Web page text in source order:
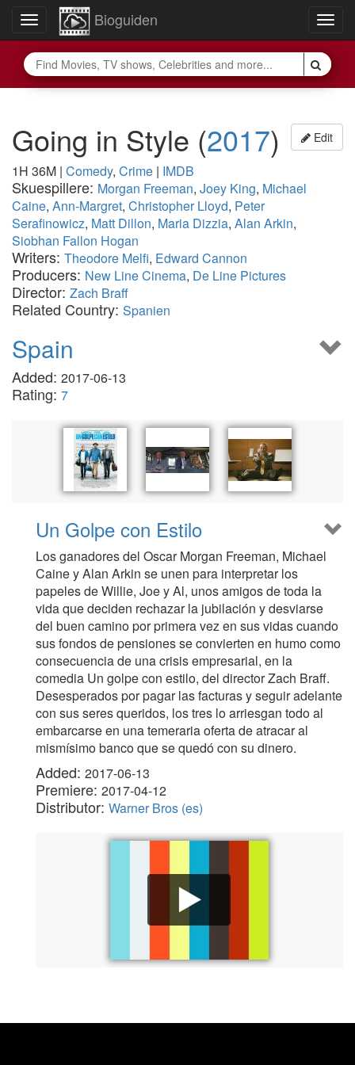
Toggle
navigation
Bioguiden
Edit
Going in Style (2017)
1H 36M | Comedy, Crime | IMDB
Skuespillere: Morgan Freeman, Joey King, Michael
Caine, Ann-Margret, Christopher Lloyd, Peter
Serafinowicz, Matt Dillon, Maria Dizzia, Alan Arkin,
Siobhan Fallon Hogan
Writers: Theodore Melfi, Edward Cannon
Producers: New Line Cinema, De Line Pictures
Director: Zach Braff
Related Country: Spanien
Spain
Added: 2017-06-13
Rating: 7
Un Golpe con Estilo
Los ganadores del Oscar Morgan Freeman, Michael
Caine y Alan Arkin se unen para interpretar los
papeles de Willie, Joe y Al, unos amigos de toda la
vida que deciden rechazar la jubilación y desviarse
del buen camino por primera vez en sus vidas cuando
sus fondos de pensiones se convierten en humo como
consecuencia de una crisis empresarial, en la
comedia Un golpe con estilo, del director Zach Braff.
Desesperados por pagar las facturas y seguir adelante
con sus seres queridos, los tres lo arriesgan todo al
embarcarse en una temeraria oferta de atracar al
mismísimo banco que se quedó con su dinero.
Added: 2017-06-13
Premiere: 2017-04-12
Distributor: Warner Bros (es)